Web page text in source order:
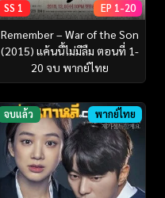
SS 1 EP 1-20
Remember – War of the Son
(2015) แค้นนี้ไม่มีลืม ตอนที่ 1-
20 จบ พากย์ไทย
จบแล้ว พากย์ไทย